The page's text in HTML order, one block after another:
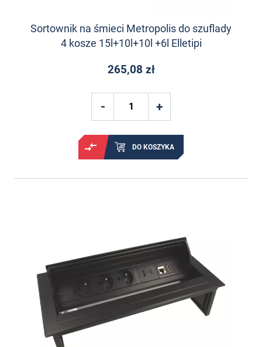
Sortownik na śmieci Metropolis do szuflady
4 kosze 15l+10l+10l +6l Elletipi
265,08 zł
DO KOSZYKA